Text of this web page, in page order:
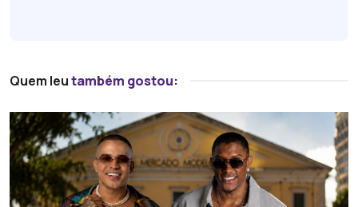
Quem leutambém gostou: